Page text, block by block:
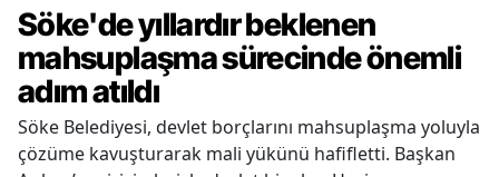
Söke'de yıllardır beklenen
mahsuplaşma sürecinde önemli
adım atıldı
Söke Belediyesi, devlet borçlarını mahsuplaşma yoluyla
çözüme kavuşturarak mali yükünü hafifletti. Başkan